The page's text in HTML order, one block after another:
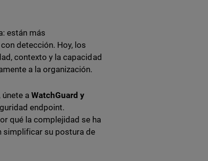
están más
detección. Hoy, los
contexto y la capacidad
a la organización.
únete aWatchGuard y
endpoint.
qué la complejidad se ha
simplificar su postura de